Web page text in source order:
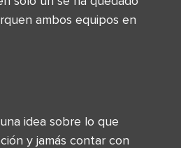
ambos equipos en
idea sobre lo que
y jamás contar con